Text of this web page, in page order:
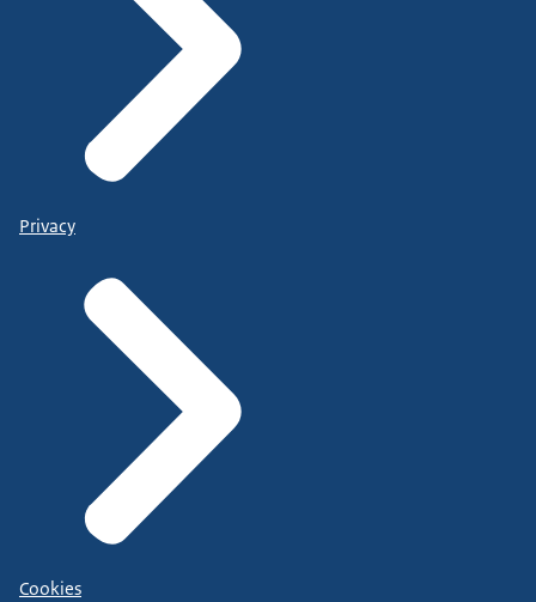
Privacy
Cookies